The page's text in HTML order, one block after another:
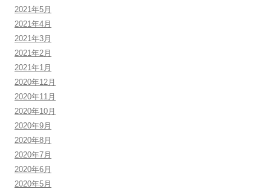
2021年5月
2021年4月
2021年3月
2021年2月
2021年1月
2020年12月
2020年11月
2020年10月
2020年9月
2020年8月
2020年7月
2020年6月
2020年5月